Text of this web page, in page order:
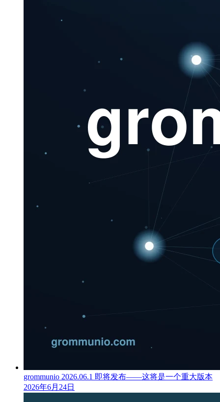
grommunio 2026.06.1 即将发布——这将是一个重大版本
2026年6月24日